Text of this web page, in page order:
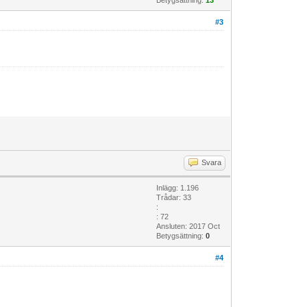
#3
Svara
Inlägg: 1.196
Trådar: 33
:
: 72
Ansluten: 2017 Oct
Betygsättning:0
#4